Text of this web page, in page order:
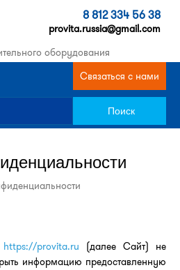
оборудования
8 812 334 56 38
provita.russia@gmail.com
Связаться с нами
https://provita.ru (далее Сайт) не
информацию предоставленную